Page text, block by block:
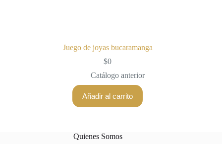
Juego de joyas bucaramanga
$0
Catálogo anterior
Añadir al carrito
Quienes Somos